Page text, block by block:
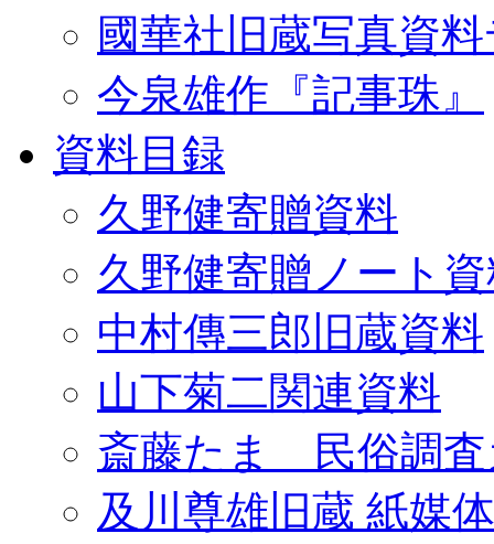
國華社旧蔵写真資
今泉雄作『記事珠』
資料目録
久野健寄贈資料
久野健寄贈ノート
中村傳三郎旧蔵資料
山下菊二関連資料
斎藤たま 民俗調査
及川尊雄旧蔵 紙媒